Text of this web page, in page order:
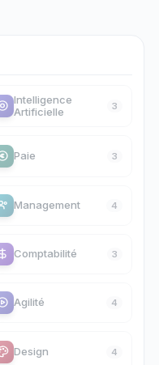
Intelligence
Artificielle
3
Paie 3
Management 4
Comptabilité 3
Agilité 4
Design 4